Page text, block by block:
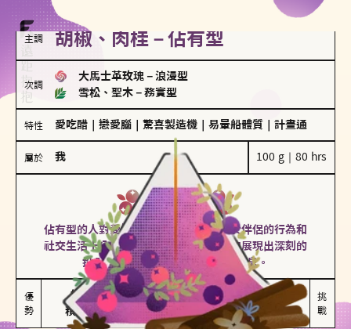
主調 胡椒、肉桂－佔有型
次調
大馬士革玫瑰 － 浪漫型
雪松、聖木 － 務實型
特性 愛吃醋 戀愛腦 驚喜製造機 易暈船體質 計畫通
屬於 我 100 g｜80 hrs
佔有型
胡椒、肉桂
佔有型的人對愛情有強烈的保護欲，對於伴侶的行為和
社交生活十分敏感、容易吃醋。在關係中展現出深刻的
投入和激情，但也可能讓人感到窒息。
優
勢
能建立緊密關係
積極維繫關係熱度
嫉妒心較強
可能出現控制欲
挑
戰